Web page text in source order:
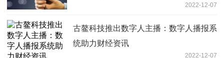
2022-12-07
古鳌科技推出数字人主播：数字人播报系
统助力财经资讯
2022-12-07